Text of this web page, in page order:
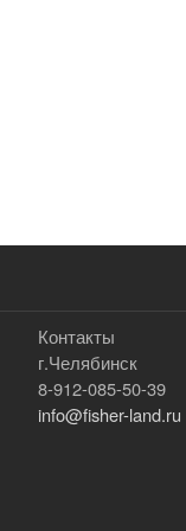
Контакты
г.Челябинск
8-912-085-50-39
info@fisher-land.ru